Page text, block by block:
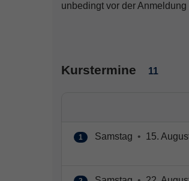
unbedingt vor der
Kurstermine 11
1 Samstag • 15.